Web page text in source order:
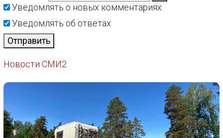
Уведомлять о новых комментариях
Уведомлять об ответах
Отправить
Новости СМИ2